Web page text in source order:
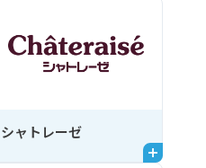
シャトレーゼ